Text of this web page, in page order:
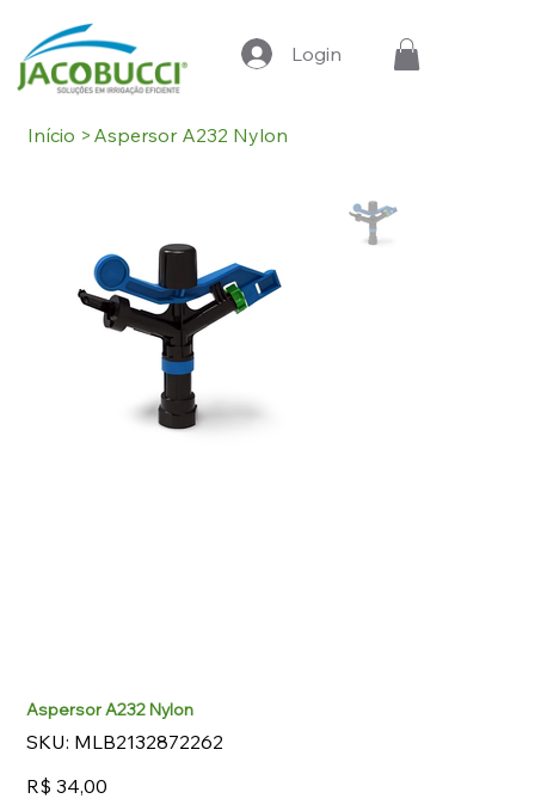
Login
Início > Aspersor A232 Nylon
Aspersor A232 Nylon
SKU: SKU
MLB2132872262
MLB2132872262
Preço
R$ 34,00